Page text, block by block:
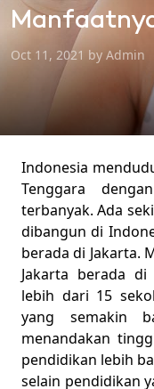
Oct 11, 2021 by Admin
Indonesia
Tenggara
terbanyak. Ada
dibangun di
berada di Jakarta.
Jakarta berada
lebih dari 15
yang semakin
menandakan
pendidikan lebih
selain pendidikan